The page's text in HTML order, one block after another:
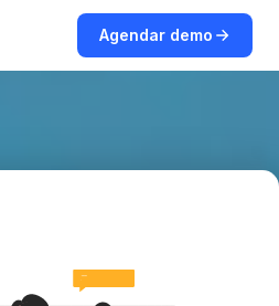
Agendar demo